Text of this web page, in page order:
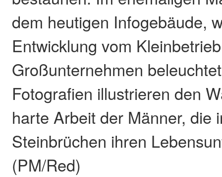
dem heutigen Infogebäude,
Entwicklung vom
Großunternehmen
Fotografien illustrieren den
harte Arbeit der Männer, die
Steinbrüchen ihren
(PM/Red)